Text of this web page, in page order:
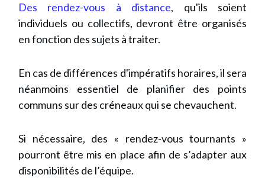
Des rendez-vous à distance, qu'ils soient
individuels ou collectifs, devront être organisés
en fonction des sujets à traiter.
En cas de différences d'impératifs horaires, il sera
néanmoins essentiel de planifier des points
communs sur des créneaux qui se chevauchent.
Si nécessaire, des « rendez-vous tournants »
pourront être mis en place afin de s’adapter aux
disponibilités de l’équipe.